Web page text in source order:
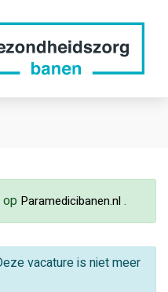
op Paramedicibanen.nl .
vacature is niet meer